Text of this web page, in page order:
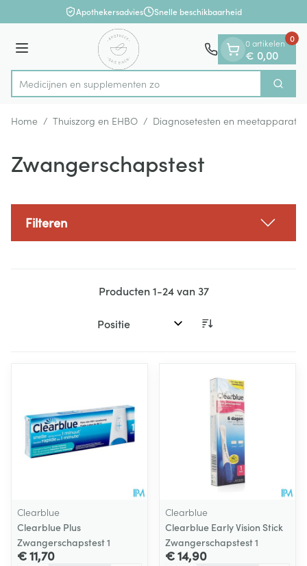
Ga naar de inhoudApothekersadvies Snelle beschikbaarheid
Menu
Product, merk, categorie...
Medicijnen Zoek
0 artikelen
€ 0,00
0
Home / Thuiszorg en EHBO / Diagnosetesten en
Zwangerschapstest
Filteren
Producten1-24van37
Sorteer op:
Clearblue
Clearblue Plus
Zwangerschapstest 1
€ 11,70
Clearblue
Clearblue Early Vision Stick
Zwangerschapstest 1
€ 14,90